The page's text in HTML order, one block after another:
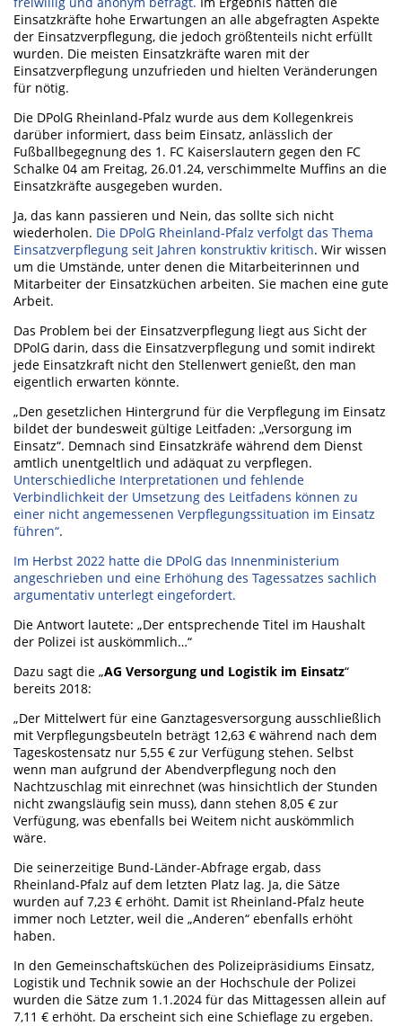
Einsatzkräfte hohe Erwartungen an alle abgefragten Aspekte
der Einsatzverpflegung, die jedoch größtenteils nicht erfüllt
wurden. Die meisten Einsatzkräfte waren mit der
Einsatzverpflegung unzufrieden und hielten Veränderungen
für nötig.
Die DPolG Rheinland-Pfalz wurde aus dem Kollegenkreis
darüber informiert, dass beim Einsatz, anlässlich der
Fußballbegegnung des 1. FC Kaiserslautern gegen den FC
Schalke 04 am Freitag, 26.01.24, verschimmelte Muffins an die
Einsatzkräfte ausgegeben wurden.
Ja, das kann passieren und Nein, das sollte sich nicht
wiederholen. Die DPolG Rheinland-Pfalz verfolgt das Thema
Einsatzverpflegung seit Jahren konstruktiv kritisch. Wir wissen
um die Umstände, unter denen die Mitarbeiterinnen und
Mitarbeiter der Einsatzküchen arbeiten. Sie machen eine gute
Arbeit.
Das Problem bei der Einsatzverpflegung liegt aus Sicht der
DPolG darin, dass die Einsatzverpflegung und somit indirekt
jede Einsatzkraft nicht den Stellenwert genießt, den man
eigentlich erwarten könnte.
„Den gesetzlichen Hintergrund für die Verpflegung im Einsatz
bildet der bundesweit gültige Leitfaden: „Versorgung im
Einsatz“. Demnach sind Einsatzkräfe während dem Dienst
amtlich unentgeltlich und adäquat zu verpflegen.
Unterschiedliche Interpretationen und fehlende
Verbindlichkeit der Umsetzung des Leitfadens können zu
einer nicht angemessenen Verpflegungssituation im Einsatz
führen“.
Im Herbst 2022 hatte die DPolG das Innenministerium
angeschrieben und eine Erhöhung des Tagessatzes sachlich
argumentativ unterlegt eingefordert.
Die Antwort lautete: „Der entsprechende Titel im Haushalt
der Polizei ist auskömmlich…“
Dazu sagt die „AG Versorgung und Logistik im Einsatz“
bereits 2018:
„Der Mittelwert für eine Ganztagesversorgung ausschließlich
mit Verpflegungsbeuteln beträgt 12,63 € während nach dem
Tageskostensatz nur 5,55 € zur Verfügung stehen. Selbst
wenn man aufgrund der Abendverpflegung noch den
Nachtzuschlag mit einrechnet (was hinsichtlich der Stunden
nicht zwangsläufig sein muss), dann stehen 8,05 € zur
Verfügung, was ebenfalls bei Weitem nicht auskömmlich
wäre.
Die seinerzeitige Bund-Länder-Abfrage ergab, dass
Rheinland-Pfalz auf dem letzten Platz lag. Ja, die Sätze
wurden auf 7,23 € erhöht. Damit ist Rheinland-Pfalz heute
immer noch Letzter, weil die „Anderen“ ebenfalls erhöht
haben.
In den Gemeinschaftsküchen des Polizeipräsidiums Einsatz,
Logistik und Technik sowie an der Hochschule der Polizei
wurden die Sätze zum 1.1.2024 für das Mittagessen allein auf
7,11 € erhöht. Da erscheint sich eine Schieflage zu ergeben.